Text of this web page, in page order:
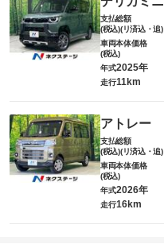
支払総額
(税込)(リ済込・追)
車両本体価格
(税込)
年式2025年
走行11km
アトレー
支払総額
(税込)(リ済込・追)
車両本体価格
(税込)
年式2026年
走行16km